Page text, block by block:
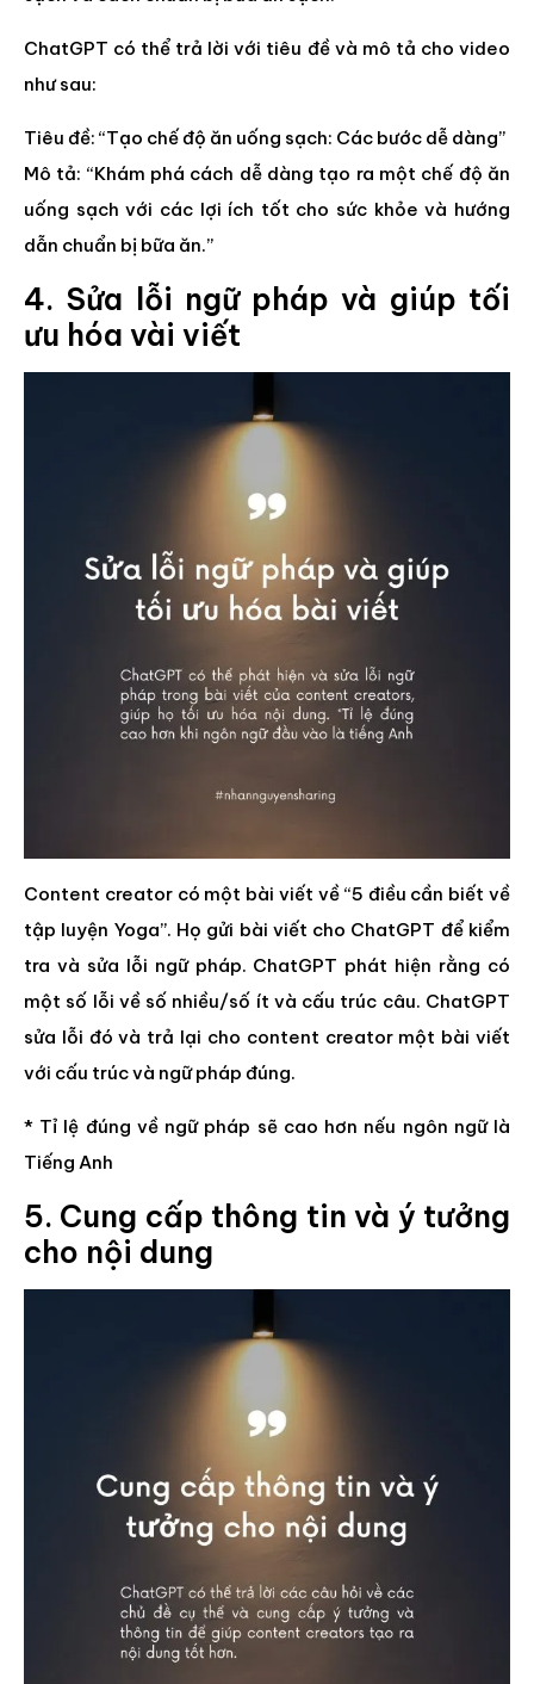
ChatGPT có thể trả lời với tiêu đề và mô tả cho video
như sau:
Tiêu đề: “Tạo chế độ ăn uống sạch: Các bước dễ dàng”
Mô tả: “Khám phá cách dễ dàng tạo ra một chế độ ăn
uống sạch với các lợi ích tốt cho sức khỏe và hướng
dẫn chuẩn bị bữa ăn.”
4. Sửa lỗi ngữ pháp và giúp tối
ưu hóa vài viết
Content creator có một bài viết về “5 điều cần biết về
tập luyện Yoga”. Họ gửi bài viết cho ChatGPT để kiểm
tra và sửa lỗi ngữ pháp. ChatGPT phát hiện rằng có
một số lỗi về số nhiều/số ít và cấu trúc câu. ChatGPT
sửa lỗi đó và trả lại cho content creator một bài viết
với cấu trúc và ngữ pháp đúng.
* Tỉ lệ đúng về ngữ pháp sẽ cao hơn nếu ngôn ngữ là
Tiếng Anh
5. Cung cấp thông tin và ý tưởng
cho nội dung